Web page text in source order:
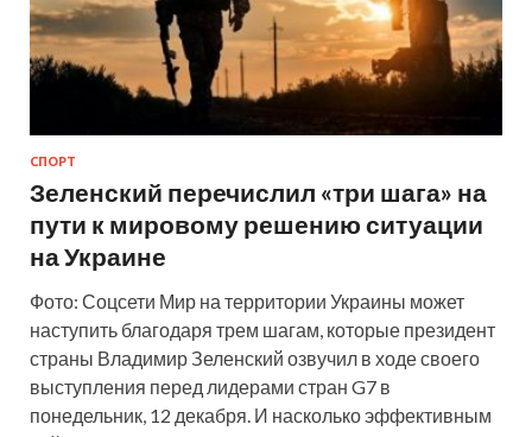
СПОРТ
Зеленский перечислил «три шага» на
пути к мировому решению ситуации
на Украине
Фото: Соцсети Мир на территории Украины может
наступить благодаря трем шагам, которые президент
страны Владимир Зеленский озвучил в ходе своего
выступления перед лидерами стран G7 в
понедельник, 12 декабря. И насколько эффективным